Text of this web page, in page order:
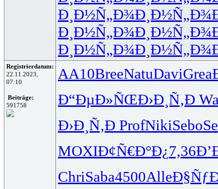
Ð¸Ð½Ñ„Ð¾Ð¸Ð½Ñ„Ð¾
Ð¸Ð½Ñ„Ð¾Ð¸Ð½Ñ„Ð¾
Ð¸Ð½Ñ„Ð¾Ð¸Ð½Ñ„Ð¾
Registrierdatum:
22.11.2023,
07:10
Beiträge:
591758
AA10BreeNatuDaviGrea
Ð“ÐµÐ»ÑŒÐ›Ð¸Ñ‚Ð
Ð›Ð¸Ñ‚Ð ProfNikiSebo
MOXIÐ¢Ñ€Ð°Ð¿7,36
ChriSaba4500Alle